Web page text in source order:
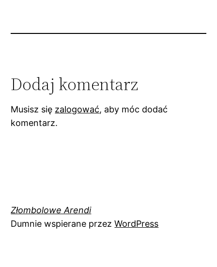
Dodaj komentarz
Musisz się zalogować, aby móc dodać
komentarz.
Złombolowe Arendi
Dumnie wspierane przezWordPress